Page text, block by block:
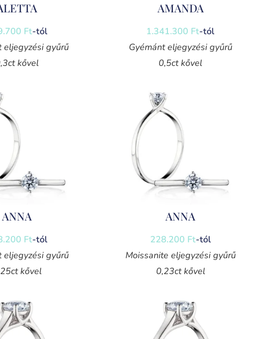
Ft-tól
eljegyzési gyűrű
kővel
AMANDA
1.341.300 Ft-tól
Gyémánt eljegyzési gyűrű
0,5ct kővel
ANNA
Ft-tól
eljegyzési gyűrű
kővel
ANNA
228.200 Ft-tól
Moissanite eljegyzési gyűrű
0,23ct kővel